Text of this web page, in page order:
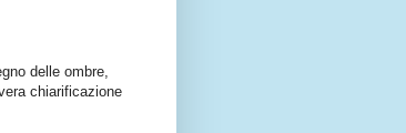
delle ombre,
chiarificazione